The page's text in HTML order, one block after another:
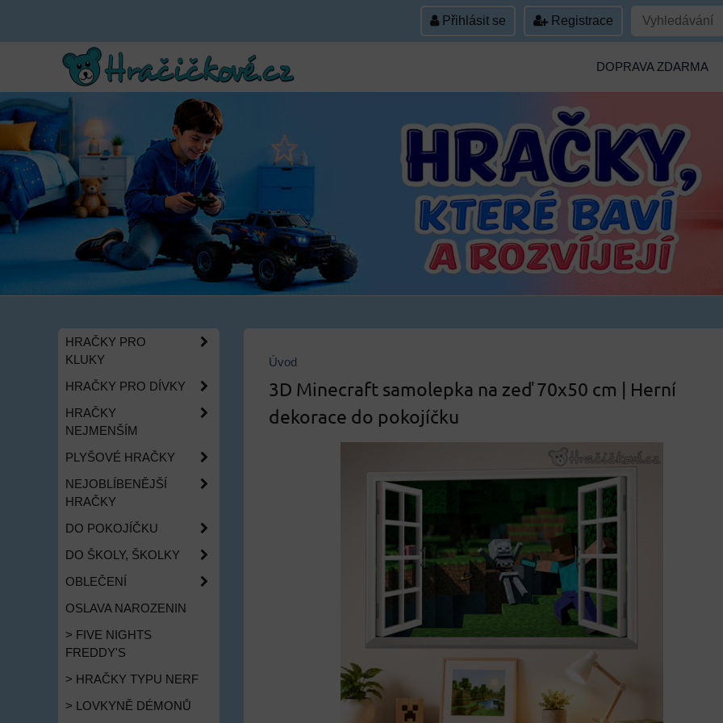
Přihlásit se Registrace
DOPRAVA ZDARMA
Úvod
3D Minecraft samolepka na zeď 70x50 cm | Herní
dekorace do pokojíčku
HRAČKY PRO
KLUKY
HRAČKY PRO DÍVKY
HRAČKY
NEJMENŠÍM
PLYŠOVÉ HRAČKY
NEJOBLÍBENĚJŠÍ
HRAČKY
DO POKOJÍČKU
DO ŠKOLY, ŠKOLKY
OBLEČENÍ
OSLAVA NAROZENIN
> FIVE NIGHTS
FREDDY'S
> HRAČKY TYPU NERF
> LOVKYNĚ DÉMONŮ